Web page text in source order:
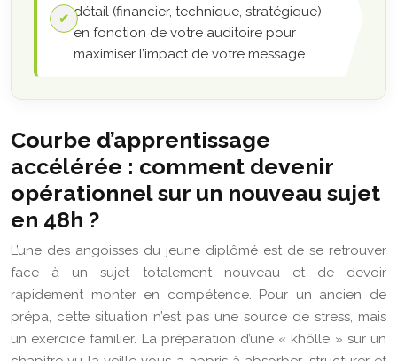
détail (financier, technique, stratégique)
en fonction de votre auditoire pour
maximiser l’impact de votre message.
Courbe d’apprentissage
accélérée : comment devenir
opérationnel sur un nouveau sujet
en 48h ?
L’une des angoisses du jeune diplômé est de se retrouver
face à un sujet totalement nouveau et de devoir
rapidement monter en compétence. Pour un ancien de
prépa, cette situation n’est pas une source de stress, mais
un exercice familier. La préparation d’une « khôlle » sur un